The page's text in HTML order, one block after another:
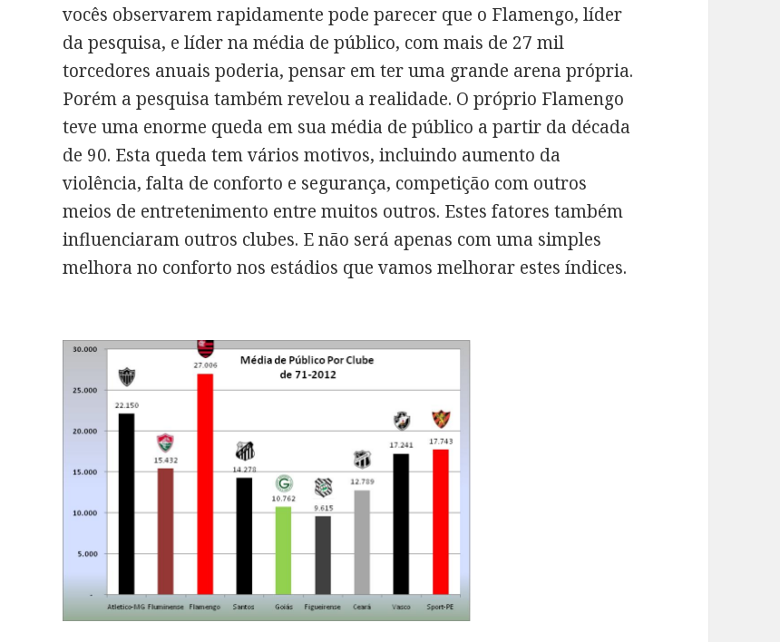
vocês observarem rapidamente pode parecer que o Flamengo, líder
da pesquisa, e líder na média de público, com mais de 27 mil
torcedores anuais poderia, pensar em ter uma grande arena própria.
Porém a pesquisa também revelou a realidade. O próprio Flamengo
teve uma enorme queda em sua média de público a partir da década
de 90. Esta queda tem vários motivos, incluindo aumento da
violência, falta de conforto e segurança, competição com outros
meios de entretenimento entre muitos outros. Estes fatores também
influenciaram outros clubes. E não será apenas com uma simples
melhora no conforto nos estádios que vamos melhorar estes índices.